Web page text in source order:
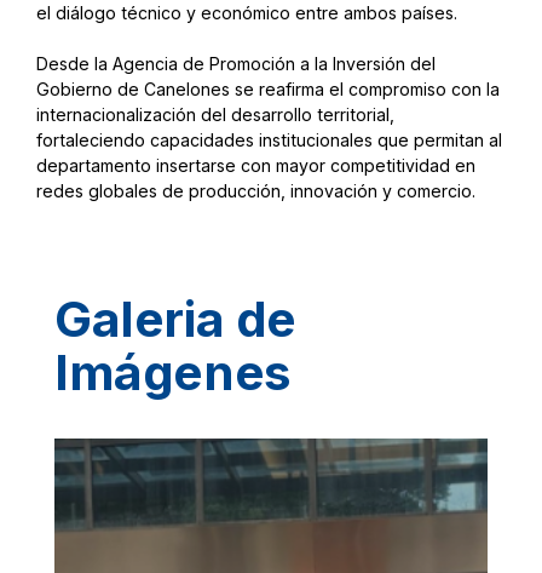
el diálogo técnico y económico entre ambos países.
Desde la Agencia de Promoción a la Inversión del
Gobierno de Canelones se reafirma el compromiso con la
internacionalización del desarrollo territorial,
fortaleciendo capacidades institucionales que permitan al
departamento insertarse con mayor competitividad en
redes globales de producción, innovación y comercio.
Galeria de
Imágenes